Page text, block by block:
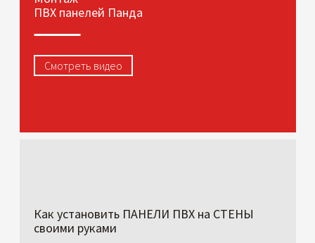
ПВХ панелей Панда
Смотреть видео
Как установить ПАНЕЛИ ПВХ на СТЕНЫ
своими руками